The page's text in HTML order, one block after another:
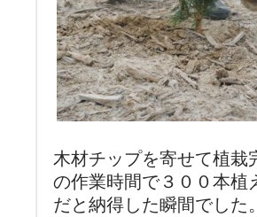
木材チップを寄せて植栽
の作業時間で３００本植
だと納得した瞬間でした